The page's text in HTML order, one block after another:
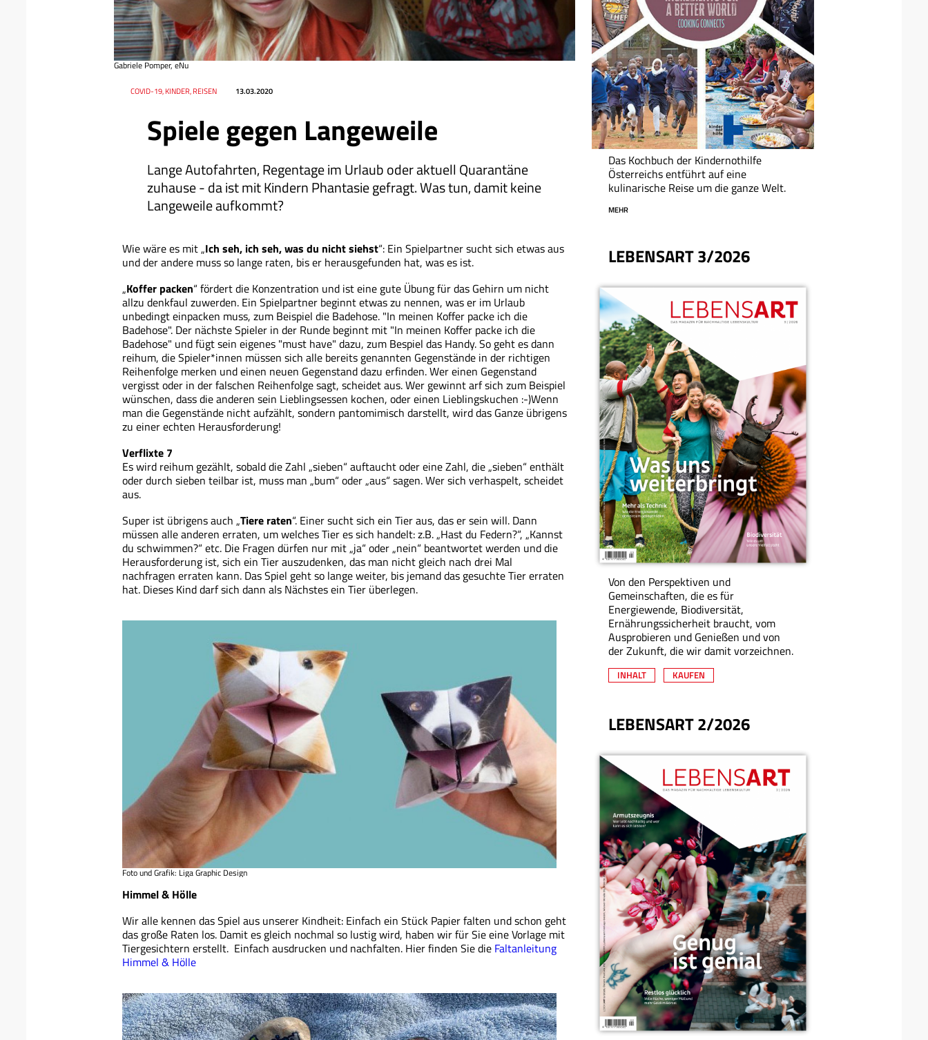
Spiele gegen Langeweile
Lange Autofahrten, Regentage im Urlaub oder aktuell Quarantäne
zuhause - da ist mit Kindern Phantasie gefragt. Was tun, damit keine
Langeweile aufkommt?
Datum 13.03.2020
RessortCOVID-19, KINDER, REISEN
Gabriele Pomper, eNu
Wie wäre es mit „Ich seh, ich seh, was du nicht siehst“: Ein Spielpartner sucht sich etwas aus
und der andere muss so lange raten, bis er herausgefunden hat, was es ist.
„Koffer packen“ fördert die Konzentration und ist eine gute Übung für das Gehirn um nicht
allzu denkfaul zuwerden. Ein Spielpartner beginnt etwas zu nennen, was er im Urlaub
unbedingt einpacken muss, zum Beispiel die Badehose. "In meinen Koffer packe ich die
Badehose". Der nächste Spieler in der Runde beginnt mit "In meinen Koffer packe ich die
Badehose" und fügt sein eigenes "must have" dazu, zum Bespiel das Handy. So geht es dann
reihum, die Spieler*innen müssen sich alle bereits genannten Gegenstände in der richtigen
Reihenfolge merken und einen neuen Gegenstand dazu erfinden. Wer einen Gegenstand
vergisst oder in der falschen Reihenfolge sagt, scheidet aus. Wer gewinnt arf sich zum Beispiel
wünschen, dass die anderen sein Lieblingsessen kochen, oder einen Lieblingskuchen :-)Wenn
man die Gegenstände nicht aufzählt, sondern pantomimisch darstellt, wird das Ganze übrigens
zu einer echten Herausforderung!
Verflixte 7
Es wird reihum gezählt, sobald die Zahl „sieben“ auftaucht oder eine Zahl, die „sieben“ enthält
oder durch sieben teilbar ist, muss man „bum“ oder „aus“ sagen. Wer sich verhaspelt, scheidet
aus.
Super ist übrigens auch „Tiere raten“. Einer sucht sich ein Tier aus, das er sein will. Dann
müssen alle anderen erraten, um welches Tier es sich handelt: z.B. „Hast du Federn?“, „Kannst
du schwimmen?“ etc. Die Fragen dürfen nur mit „ja“ oder „nein“ beantwortet werden und die
Herausforderung ist, sich ein Tier auszudenken, das man nicht gleich nach drei Mal
nachfragen erraten kann. Das Spiel geht so lange weiter, bis jemand das gesuchte Tier erraten
hat. Dieses Kind darf sich dann als Nächstes ein Tier überlegen.
Foto und Grafik: Liga Graphic Design
Himmel & Hölle
Wir alle kennen das Spiel aus unserer Kindheit: Einfach ein Stück Papier falten und schon geht
das große Raten los. Damit es gleich nochmal so lustig wird, haben wir für Sie eine Vorlage mit
Tiergesichtern erstellt. Einfach ausdrucken und nachfalten. Hier finden Sie die Faltanleitung
Himmel & Hölle
Das Kochbuch der Kindernothilfe
Österreichs entführt auf eine
kulinarische Reise um die ganze Welt.
MEHR
LEBENSART 3/2026
Von den Perspektiven und
Gemeinschaften, die es für
Energiewende, Biodiversität,
Ernährungssicherheit braucht, vom
Ausprobieren und Genießen und von
der Zukunft, die wir damit vorzeichnen.
INHALT KAUFEN
LEBENSART 2/2026